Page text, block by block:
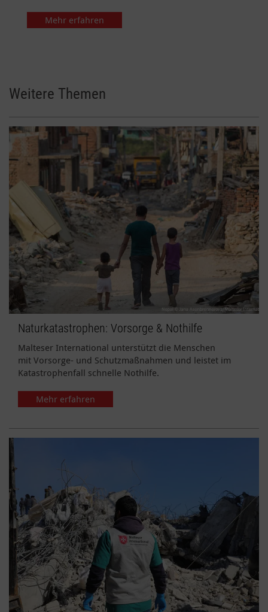
Mehr erfahren
Weitere Themen
Naturkatastrophen: Vorsorge & Nothilfe
Malteser International unterstützt die Menschen
mit Vorsorge- und Schutzmaßnahmen und leistet im
Katastrophenfall schnelle Nothilfe.
Mehr erfahren